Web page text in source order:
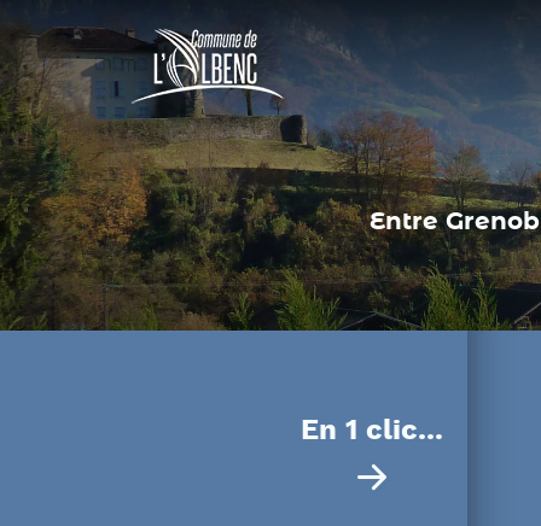
Entre
En 1 clic...